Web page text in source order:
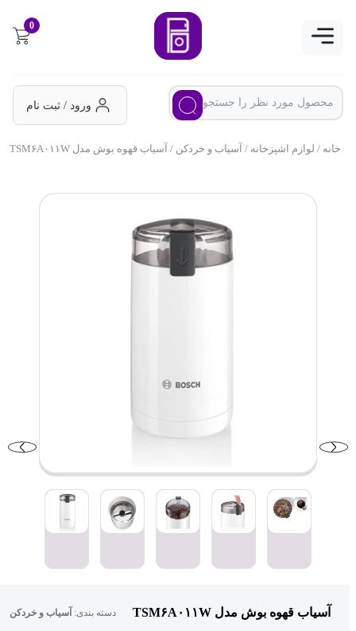
0
ورود / ثبت نام
خانه/ لوازم اشپزخانه/ آسیاب و خردکن/ آسیاب قهوه بوش مدل TSM۶A۰۱۱W
آسیاب قهوه بوش مدل TSM۶A۰۱۱W دسته بندی:آسیاب و خردکن